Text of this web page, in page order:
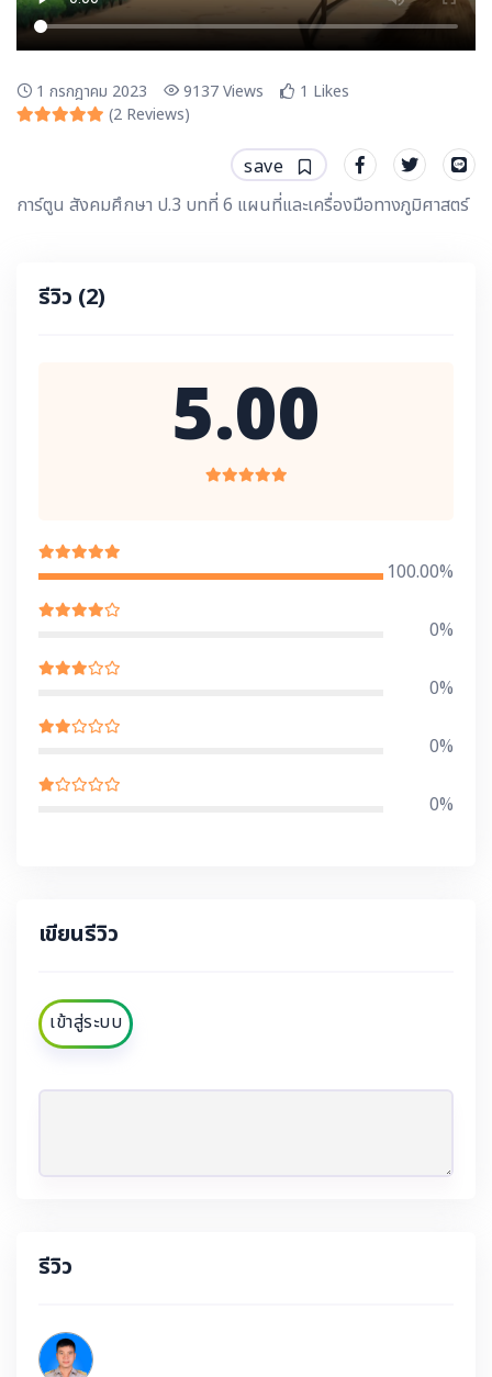
1 กรกฎาคม 2023 9137Views 1 Likes
(2 Reviews)
save
การ์ตูน สังคมศึกษา ป.3 บทที่ 6 แผนที่และเครื่องมือทางภูมิศาสตร์
รีวิว (2)
5.00
100.00%
0%
0%
0%
0%
เขียนรีวิว
เข้าสู่ระบบ
รีวิว